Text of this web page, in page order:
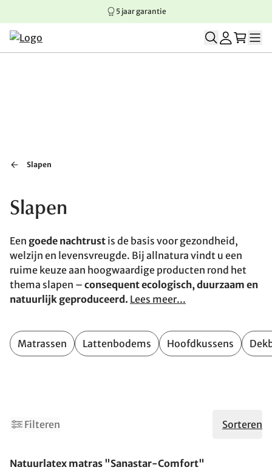
Springen naar hoofdinhoud
Springen naar hoofdnavigatie
Springen naar voettekst
5 jaar garantie
Slapen
Slapen
Een goede nachtrust is de basis voor gezondheid,
welzijn en levensvreugde. Bij allnatura vindt u een
ruime keuze aan hoogwaardige producten rond het
thema slapen – consequent ecologisch, duurzaam en
natuurlijk geproduceerd. Lees meer...
Matrassen Lattenbodems Hoofdkussens
Filteren Sorteren
Natuurlatex matras "Sanastar-Comfort"
7